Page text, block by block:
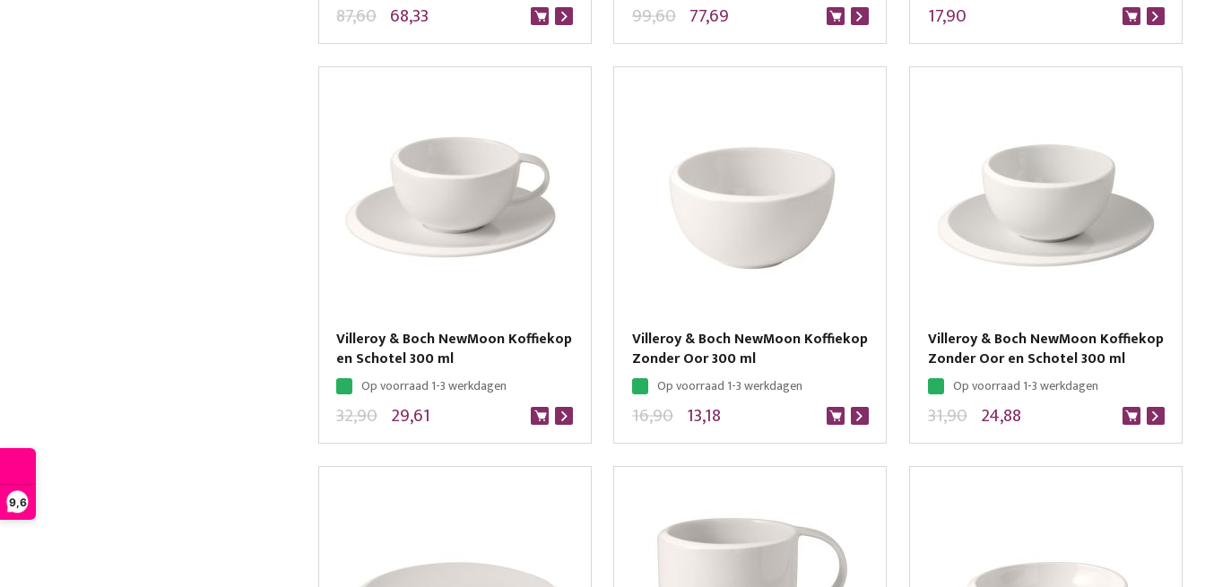
9,6
68,33
87,60 77,69
99,60 17,90
Villeroy & Boch NewMoon Koffiekop
en Schotel 300 ml
Op voorraad 1-3 werkdagen
29,61
32,90
Villeroy & Boch NewMoon Koffiekop
Zonder Oor 300 ml
Op voorraad 1-3 werkdagen
13,18
16,90
Villeroy & Boch NewMoon Koffiekop
Zonder Oor en Schotel 300 ml
Op voorraad 1-3 werkdagen
24,88
31,90